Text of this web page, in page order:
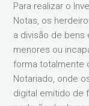
Para realizar o
Notas, os
a divisão de bens
menores ou
forma totalmente
Notariado, onde
digital emitido de